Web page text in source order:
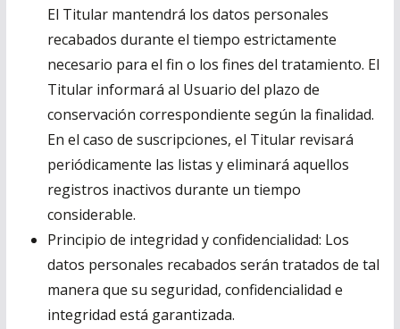
El Titular mantendrá los datos personales
recabados durante el tiempo estrictamente
necesario para el fin o los fines del tratamiento. El
Titular informará al Usuario del plazo de
conservación correspondiente según la finalidad.
En el caso de suscripciones, el Titular revisará
periódicamente las listas y eliminará aquellos
registros inactivos durante un tiempo
considerable.
Principio de integridad y confidencialidad: Los
datos personales recabados serán tratados de tal
manera que su seguridad, confidencialidad e
integridad está garantizada.